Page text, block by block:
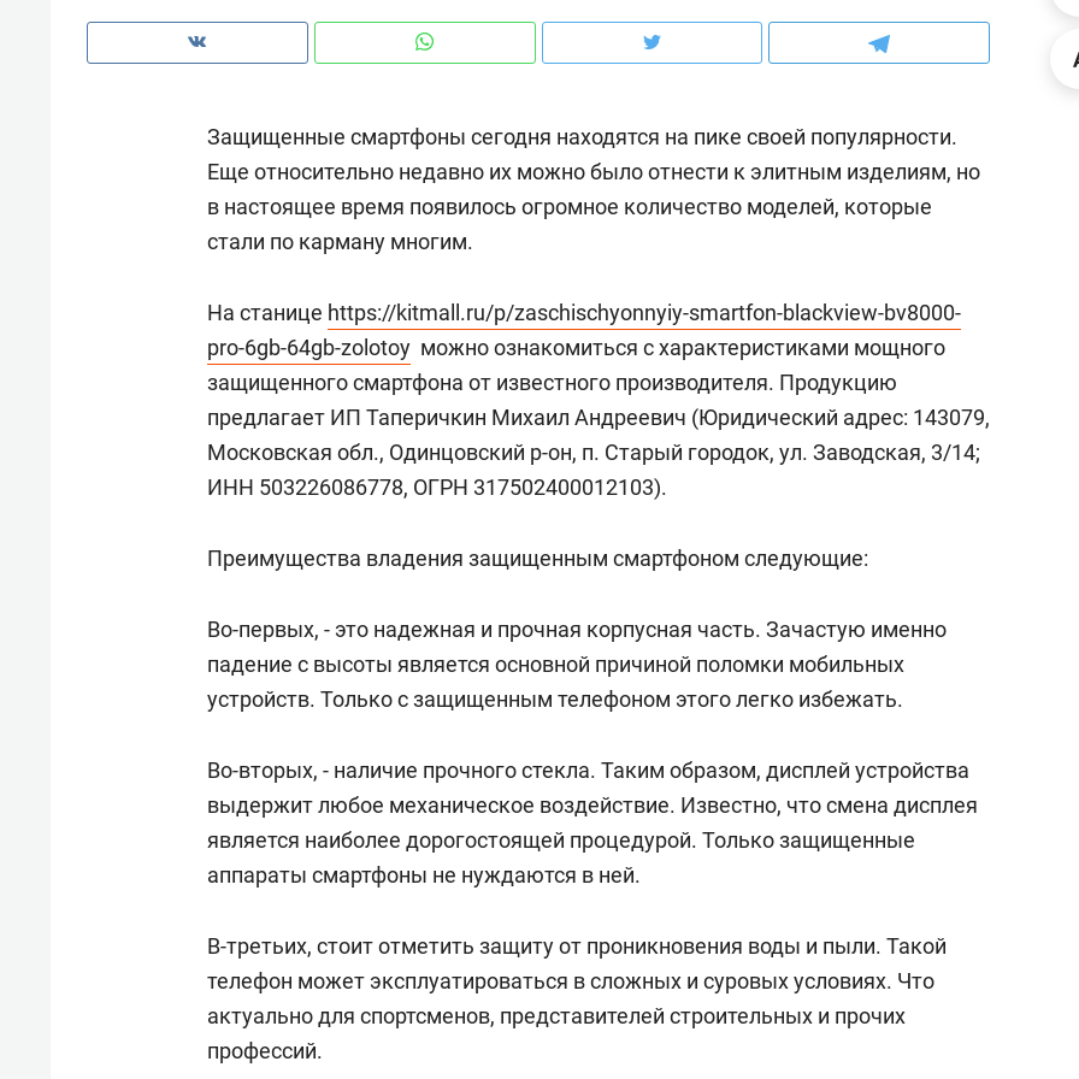
Защищенные смартфоны сегодня находятся на пике своей популярности.
Еще относительно недавно их можно было отнести к элитным изделиям, но
в настоящее время появилось огромное количество моделей, которые
стали по карману многим.
На станице https://kitmall.ru/p/zaschischyonnyiy-smartfon-blackview-bv8000-
pro-6gb-64gb-zolotoy можно ознакомиться с характеристиками мощного
защищенного смартфона от известного производителя. Продукцию
предлагает ИП Таперичкин Михаил Андреевич (Юридический адрес: 143079,
Московская обл., Одинцовский р-он, п. Старый городок, ул. Заводская, 3/14;
ИНН 503226086778, ОГРН 317502400012103).
Преимущества владения защищенным смартфоном следующие:
Во-первых, - это надежная и прочная корпусная часть. Зачастую именно
падение с высоты является основной причиной поломки мобильных
устройств. Только с защищенным телефоном этого легко избежать.
Во-вторых, - наличие прочного стекла. Таким образом, дисплей устройства
выдержит любое механическое воздействие. Известно, что смена дисплея
является наиболее дорогостоящей процедурой. Только защищенные
аппараты смартфоны не нуждаются в ней.
В-третьих, стоит отметить защиту от проникновения воды и пыли. Такой
телефон может эксплуатироваться в сложных и суровых условиях. Что
актуально для спортсменов, представителей строительных и прочих
профессий.
рынки, почему надо знать аксакалов и
чем интересен Оман?
о трехкратном росте
клиентах и чудных
Опыт выживания в дикой
природе, работа
состоянием как основа
Мексика, рок-концерт
и вагон с чак-чаком: как
«Гонка Героев»